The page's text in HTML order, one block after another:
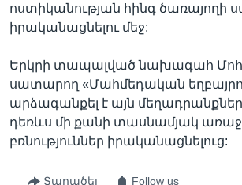
ոստիկանության հինգ ծառայողի
իրականացնելու մեջ:
Երկրի տապալված նախագահ
սատարող «Մահմեդական
արձագանքել է այն
դեռևս մի քանի տասնամյակ առաջ
բռնություններ իրականացնելուց:
Տարածել Follow us